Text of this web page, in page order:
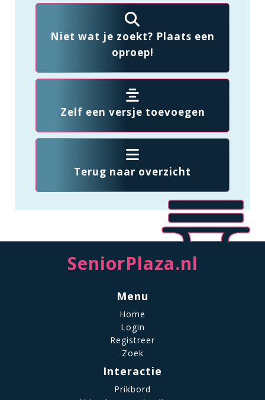
Niet wat je zoekt? Plaats een
oproep!
Zelf een versje toevoegen
Terug naar overzicht
SeniorPlaza.nl
Menu
Home
Login
Registreer
Zoek
Interactie
Prikbord